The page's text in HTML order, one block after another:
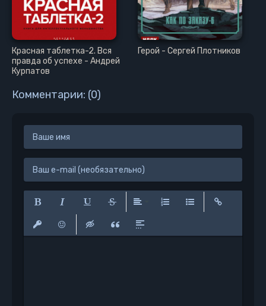
Красная таблетка-2. Вся
правда об успехе - Андрей
Курпатов
Герой - Сергей Плотников
Комментарии: (0)
Полужирный
Курсив Подчеркнутый